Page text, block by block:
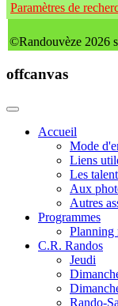
Paramètres de
©Randouvèze 2026
offcanvas
Accueil
Mode
Liens
Les
Aux
Autres
Programmes
Planning
C.R. Randos
Jeudi
Rando-